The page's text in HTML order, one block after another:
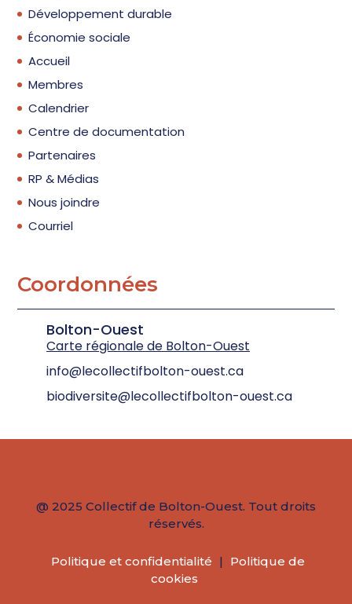
Développement durable
Économie sociale
Accueil
Membres
Calendrier
Centre de documentation
Partenaires
RP & Médias
Nous joindre
Courriel
Coordonnées
Carte régionale de Bolton-Ouest
Bolton-Ouest
info@lecollectifbolton-ouest.ca
biodiversite@lecollectifbolton-ouest.ca
@ 2025 Collectif de Bolton-Ouest. Tout droits
réservés.
Politique et confidentialité | Politique de
cookies